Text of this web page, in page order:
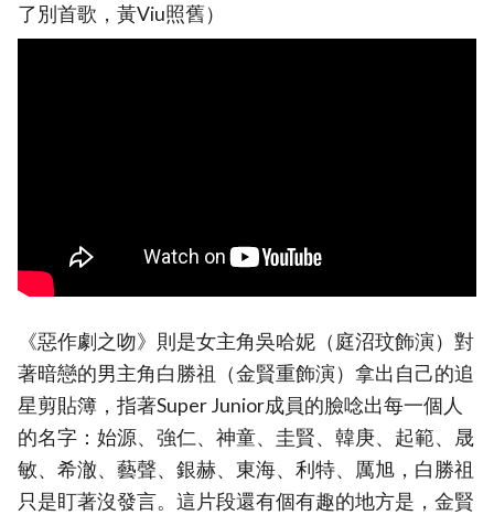
了別首歌，黃Viu照舊）
《惡作劇之吻》則是女主角吳哈妮（庭沼玟飾演）對
著暗戀的男主角白勝祖（金賢重飾演）拿出自己的追
星剪貼簿，指著Super Junior成員的臉唸出每一個人
的名字：始源、強仁、神童、圭賢、韓庚、起範、晟
敏、希澈、藝聲、銀赫、東海、利特、厲旭，白勝祖
只是盯著沒發言。這片段還有個有趣的地方是，金賢